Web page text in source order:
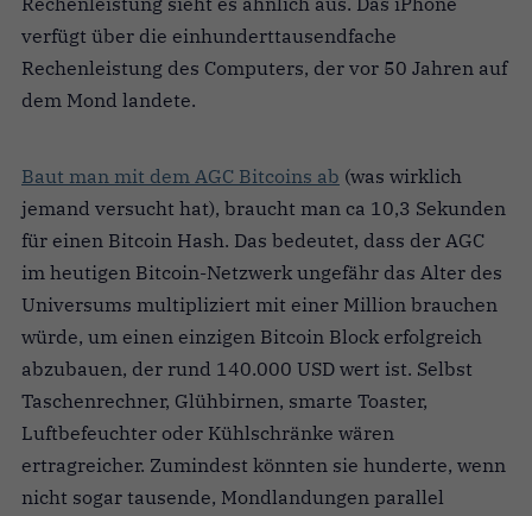
verfügt über die einhunderttausendfache
Rechenleistung des Computers, der vor 50 Jahren auf
dem Mond landete.
Baut man mit dem AGC Bitcoins ab (was wirklich
jemand versucht hat), braucht man ca 10,3 Sekunden
für einen Bitcoin Hash. Das bedeutet, dass der AGC
im heutigen Bitcoin-Netzwerk ungefähr das Alter des
Universums multipliziert mit einer Million brauchen
würde, um einen einzigen Bitcoin Block erfolgreich
abzubauen, der rund 140.000 USD wert ist. Selbst
Taschenrechner, Glühbirnen, smarte Toaster,
Luftbefeuchter oder Kühlschränke wären
ertragreicher. Zumindest könnten sie hunderte, wenn
nicht sogar tausende, Mondlandungen parallel